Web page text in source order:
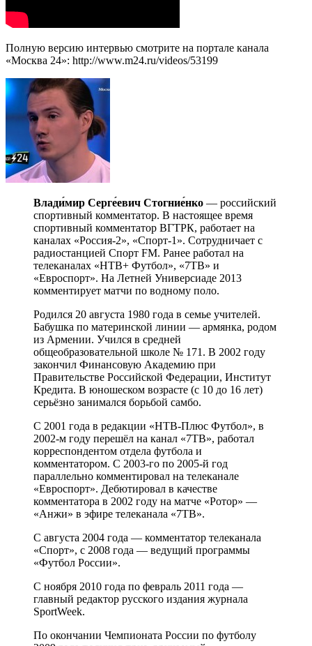
Полную версию интервью смотрите на портале канала
«Москва 24»: http://www.m24.ru/videos/53199
Влади́мир Серге́евич Стогние́нко — российский
спортивный комментатор. В настоящее время
спортивный комментатор ВГТРК, работает на
каналах «Россия-2», «Спорт-1». Сотрудничает с
радиостанцией Cпорт FM. Ранее работал на
телеканалах «НТВ+ Футбол», «7ТВ» и
«Евроспорт». На Летней Универсиаде 2013
комментирует матчи по водному поло.
Родился 20 августа 1980 года в семье учителей.
Бабушка по материнской линии — армянка, родом
из Армении. Учился в средней
общеобразовательной школе № 171. В 2002 году
закончил Финансовую Академию при
Правительстве Российской Федерации, Институт
Кредита. В юношеском возрасте (с 10 до 16 лет)
серьёзно занимался борьбой самбо.
С 2001 года в редакции «НТВ-Плюс Футбол», в
2002-м году перешёл на канал «7ТВ», работал
корреспондентом отдела футбола и
комментатором. С 2003-го по 2005-й год
параллельно комментировал на телеканале
«Евроспорт». Дебютировал в качестве
комментатора в 2002 году на матче «Ротор» —
«Анжи» в эфире телеканала «7ТВ».
С августа 2004 года — комментатор телеканала
«Спорт», с 2008 года — ведущий программы
«Футбол России».
С ноября 2010 года по февраль 2011 года —
главный редактор русского издания журнала
SportWeek.
По окончании Чемпионата России по футболу